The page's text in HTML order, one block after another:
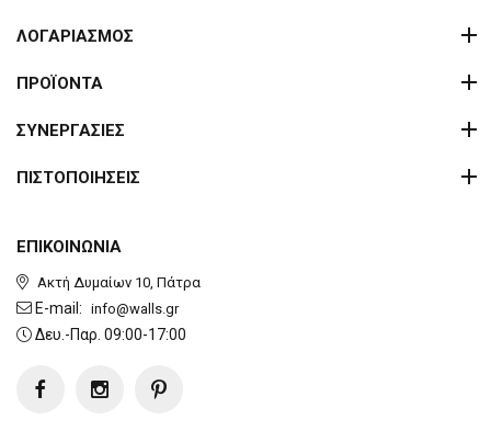
ΕΠΙΚΟΙΝΩΝΙΑ
Ακτή Δυμαίων 10, Πάτρα
E-mail: info@walls.gr
Δευ.-Παρ. 09:00-17:00
ΛΟΓΑΡΙΑΣΜΟΣ
ΠΡΟΪΟΝΤΑ
ΣΥΝΕΡΓΑΣΙΕΣ
ΠΙΣΤΟΠΟΙΗΣΕΙΣ